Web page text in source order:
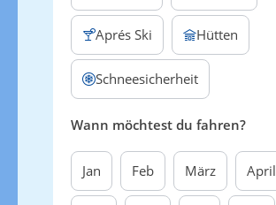
Aprés Ski Hütten
Schneesicherheit
Wann möchtest du fahren?
Jan Feb März April